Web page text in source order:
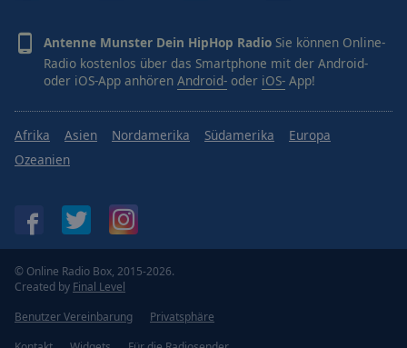
Antenne Munster Dein HipHop Radio Sie können Online-
Radio kostenlos über das Smartphone mit der Android-
oder iOS-App anhören Android- oder iOS- App!
Afrika Asien Nordamerika Südamerika
Europa
Ozeanien
© Online Radio Box, 2015-2026.
Created by Final Level
Benutzer Vereinbarung
Privatsphäre